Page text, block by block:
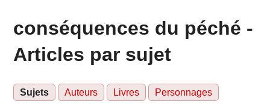
conséquences du péché -
Articles par sujet
Sujets Auteurs Livres Personnages